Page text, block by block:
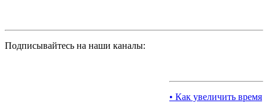
Подписывайтесь на наши каналы:
• Как увеличить время